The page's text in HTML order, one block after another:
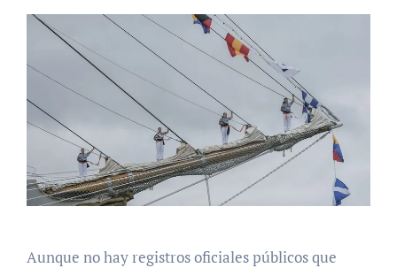
Aunque no hay registros oficiales públicos que